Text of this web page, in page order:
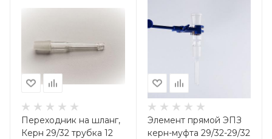
Переходник на шланг,
Керн 29/32 трубка 12
Элемент прямой ЭПЗ
керн-муфта 29/32-29/32